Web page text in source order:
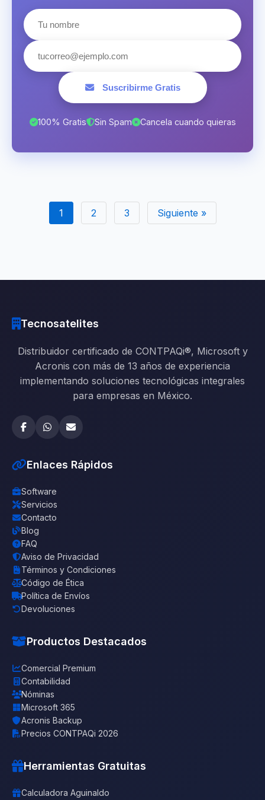
Suscribirme Gratis
100% Gratis Sin Spam Cancela cuando quieras
1 2 3 Siguiente »
Tecnosatelites
Distribuidor certificado de CONTPAQi®, Microsoft y
Acronis con más de 13 años de experiencia
implementando soluciones tecnológicas integrales
para empresas en México.
Enlaces Rápidos
Software
Servicios
Contacto
Blog
FAQ
Aviso de Privacidad
Términos y Condiciones
Código de Ética
Política de Envíos
Devoluciones
Productos Destacados
Comercial Premium
Contabilidad
Nóminas
Microsoft 365
Acronis Backup
Precios CONTPAQi 2026
Herramientas Gratuitas
Calculadora Aguinaldo